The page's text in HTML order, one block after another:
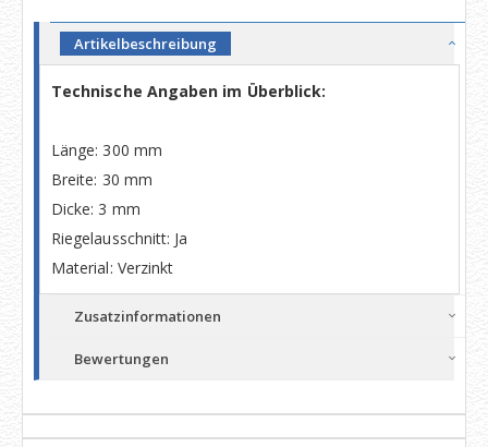
Artikelbeschreibung
Technische Angaben im Überblick:
Länge: 300 mm
Breite: 30 mm
Dicke: 3 mm
Riegelausschnitt: Ja
Material: Verzinkt
Zusatzinformationen
Bewertungen